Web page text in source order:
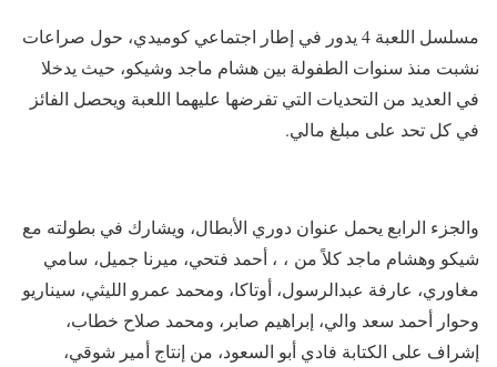
مسلسل اللعبة 4 يدور في إطار اجتماعي كوميدي، حول صراعات
نشبت منذ سنوات الطفولة بين هشام ماجد وشيكو، حيث يدخلا
في العديد من التحديات التي تفرضها عليهما اللعبة ويحصل الفائز
في كل تحد على مبلغ مالي.
والجزء الرابع يحمل عنوان دوري الأبطال، ويشارك في بطولته مع
شيكو وهشام ماجد كلاً من ، ، أحمد فتحي، ميرنا جميل، سامي
مغاوري، عارفة عبدالرسول، أوتاكا، ومحمد عمرو الليثي، سيناريو
وحوار أحمد سعد والي، إبراهيم صابر، ومحمد صلاح خطاب،
إشراف على الكتابة فادي أبو السعود، من إنتاج أمير شوقي،